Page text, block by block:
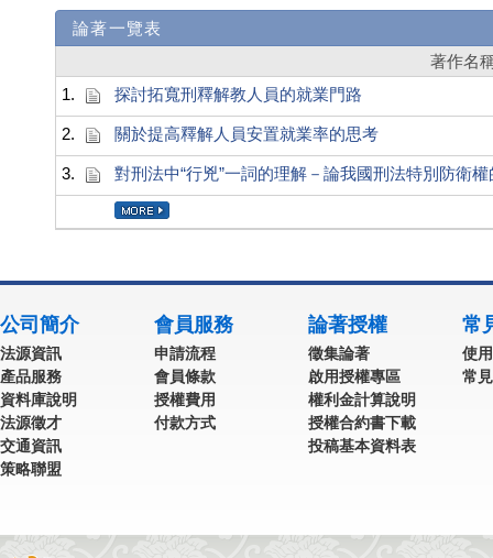
論著一覽表
著作名
1.
探討拓寬刑釋解教人員的就業門路
2. 關於提高釋解人員安置就業率的思考
3. 對刑法中“行兇”一詞的理解－論我國刑法特別防衛
公司簡介
法源資訊
產品服務
資料庫說明
法源徵才
交通資訊
策略聯盟
會員服務
申請流程
會員條款
授權費用
付款方式
論著授權
徵集論著
啟用授權專區
權利金計算說明
授權合約書下載
投稿基本資料表
常
使
常